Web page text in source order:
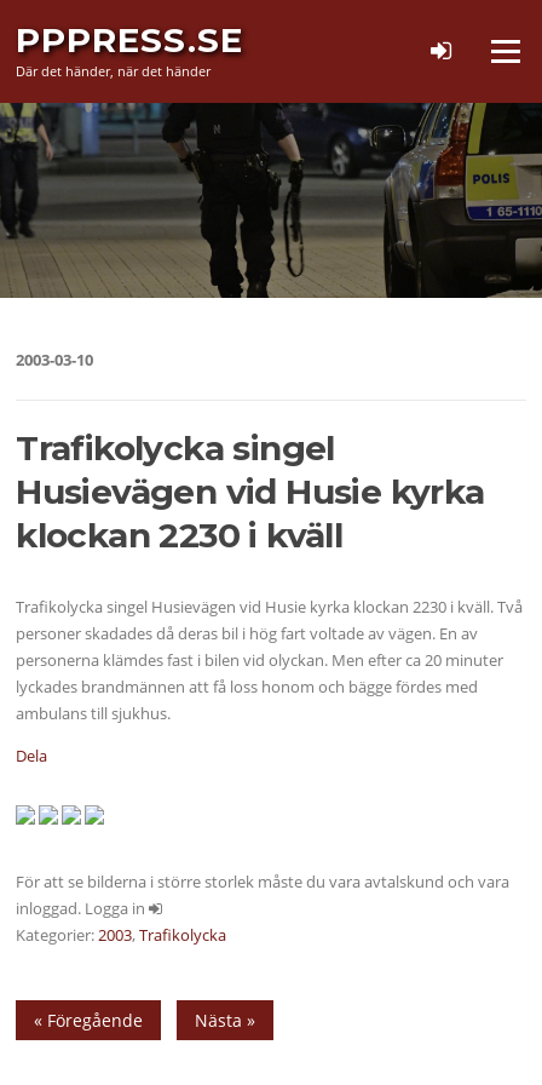
innehåll
PPPRESS.SE
Där det händer, när det händer
Meny
2003-03-10
Trafikolycka singel
Husievägen vid Husie kyrka
klockan 2230 i kväll
Trafikolycka singel Husievägen vid Husie kyrka klockan 2230 i kväll. Två
personer skadades då deras bil i hög fart voltade av vägen. En av
personerna klämdes fast i bilen vid olyckan. Men efter ca 20 minuter
lyckades brandmännen att få loss honom och bägge fördes med
ambulans till sjukhus.
Dela
För att se bilderna i större storlek måste du vara avtalskund och vara
inloggad. Logga in
Kategorier:2003,Trafikolycka
« Föregående Nästa »